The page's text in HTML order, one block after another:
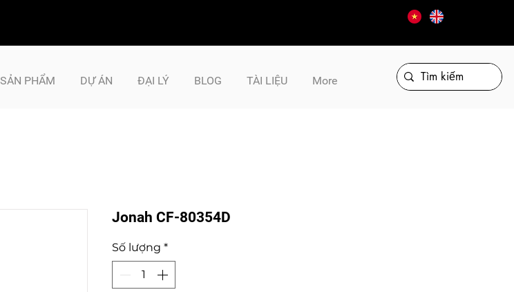
SẢN PHẨM DỰ ÁN ĐẠI LÝ BLOG TÀI LIỆU More
Jonah CF-80354D
Số lượng *